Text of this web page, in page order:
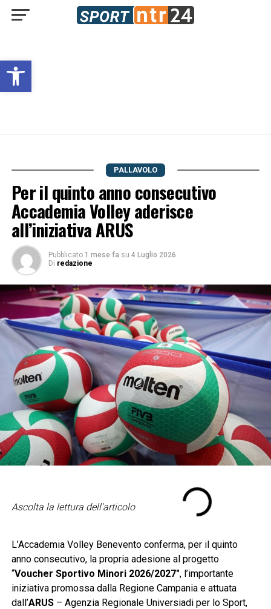
Open toolbar
PALLAVOLO
Per il quinto anno consecutivo
Accademia Volley aderisce
all’iniziativa ARUS
Pubblicato 1 mese fa su 4 Luglio 2026
Di redazione
Ascolta la lettura dell'articolo
L’Accademia Volley Benevento conferma, per il quinto
anno consecutivo, la propria adesione al progetto
“Voucher Sportivo Minori 2026/2027″, l’importante
iniziativa promossa dalla Regione Campania e attuata
dall’ARUS– Agenzia Regionale Universiadi per lo Sport,